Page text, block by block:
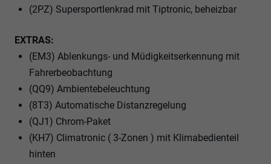
(2PZ) Supersportlenkrad mit Tiptronic, beheizbar
EXTRAS:
(EM3) Ablenkungs- und Müdigkeitserkennung mit
Fahrerbeobachtung
(QQ9) Ambientebeleuchtung
(8T3) Automatische Distanzregelung
(QJ1) Chrom-Paket
(KH7) Climatronic ( 3-Zonen ) mit Klimabedienteil
hinten